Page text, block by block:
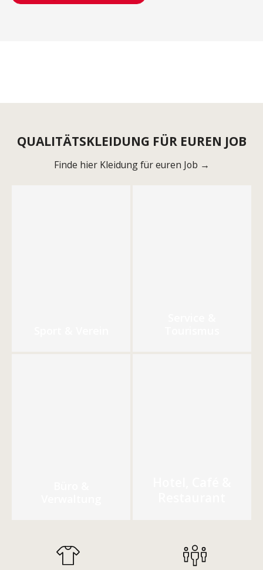
QUALITÄTSKLEIDUNG FÜR EUREN JOB
Finde hier Kleidung für euren Job →